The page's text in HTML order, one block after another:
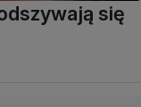
się